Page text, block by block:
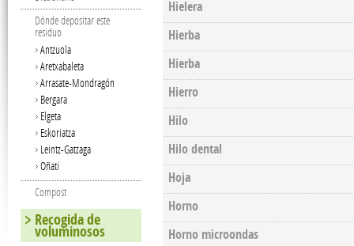
Hielera
Hierba
Hierba
Hierro
Hilo
Hilo dental
Hoja
Horno
Horno microondas
Dónde depositar este
residuo
Antzuola
Aretxabaleta
Arrasate-Mondragón
Bergara
Elgeta
Eskoriatza
Leintz-Gatzaga
Oñati
Compost
Recogida de
voluminosos